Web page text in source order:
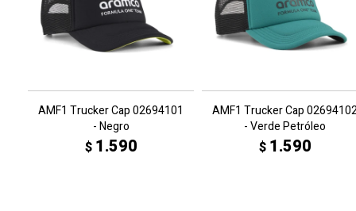
AMF1 Trucker Cap 02694101
- Negro
$ 1.590
AMF1 Trucker Cap
- Verde Petróleo
$ 1.590